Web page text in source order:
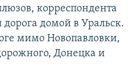
корреспондента
домой в Уральск.
мимо Новопавловки,
Донецка и